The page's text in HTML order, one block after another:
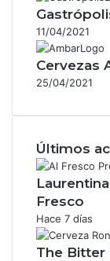
11/04/2021
Cervezas
25/04/2021
Últimos
Fresco
Hace 7 días
The Bitter